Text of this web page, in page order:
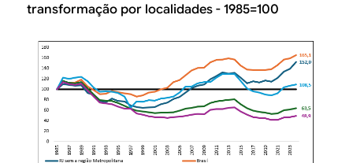
transformação por localidades - 1985=100